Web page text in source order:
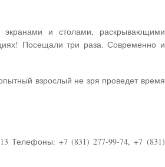
экранами и столами, раскрывающими
Посещали три раза. Современно и
взрослый не зря проведет время
Телефоны: +7 (831) 277-99-74, +7 (831)